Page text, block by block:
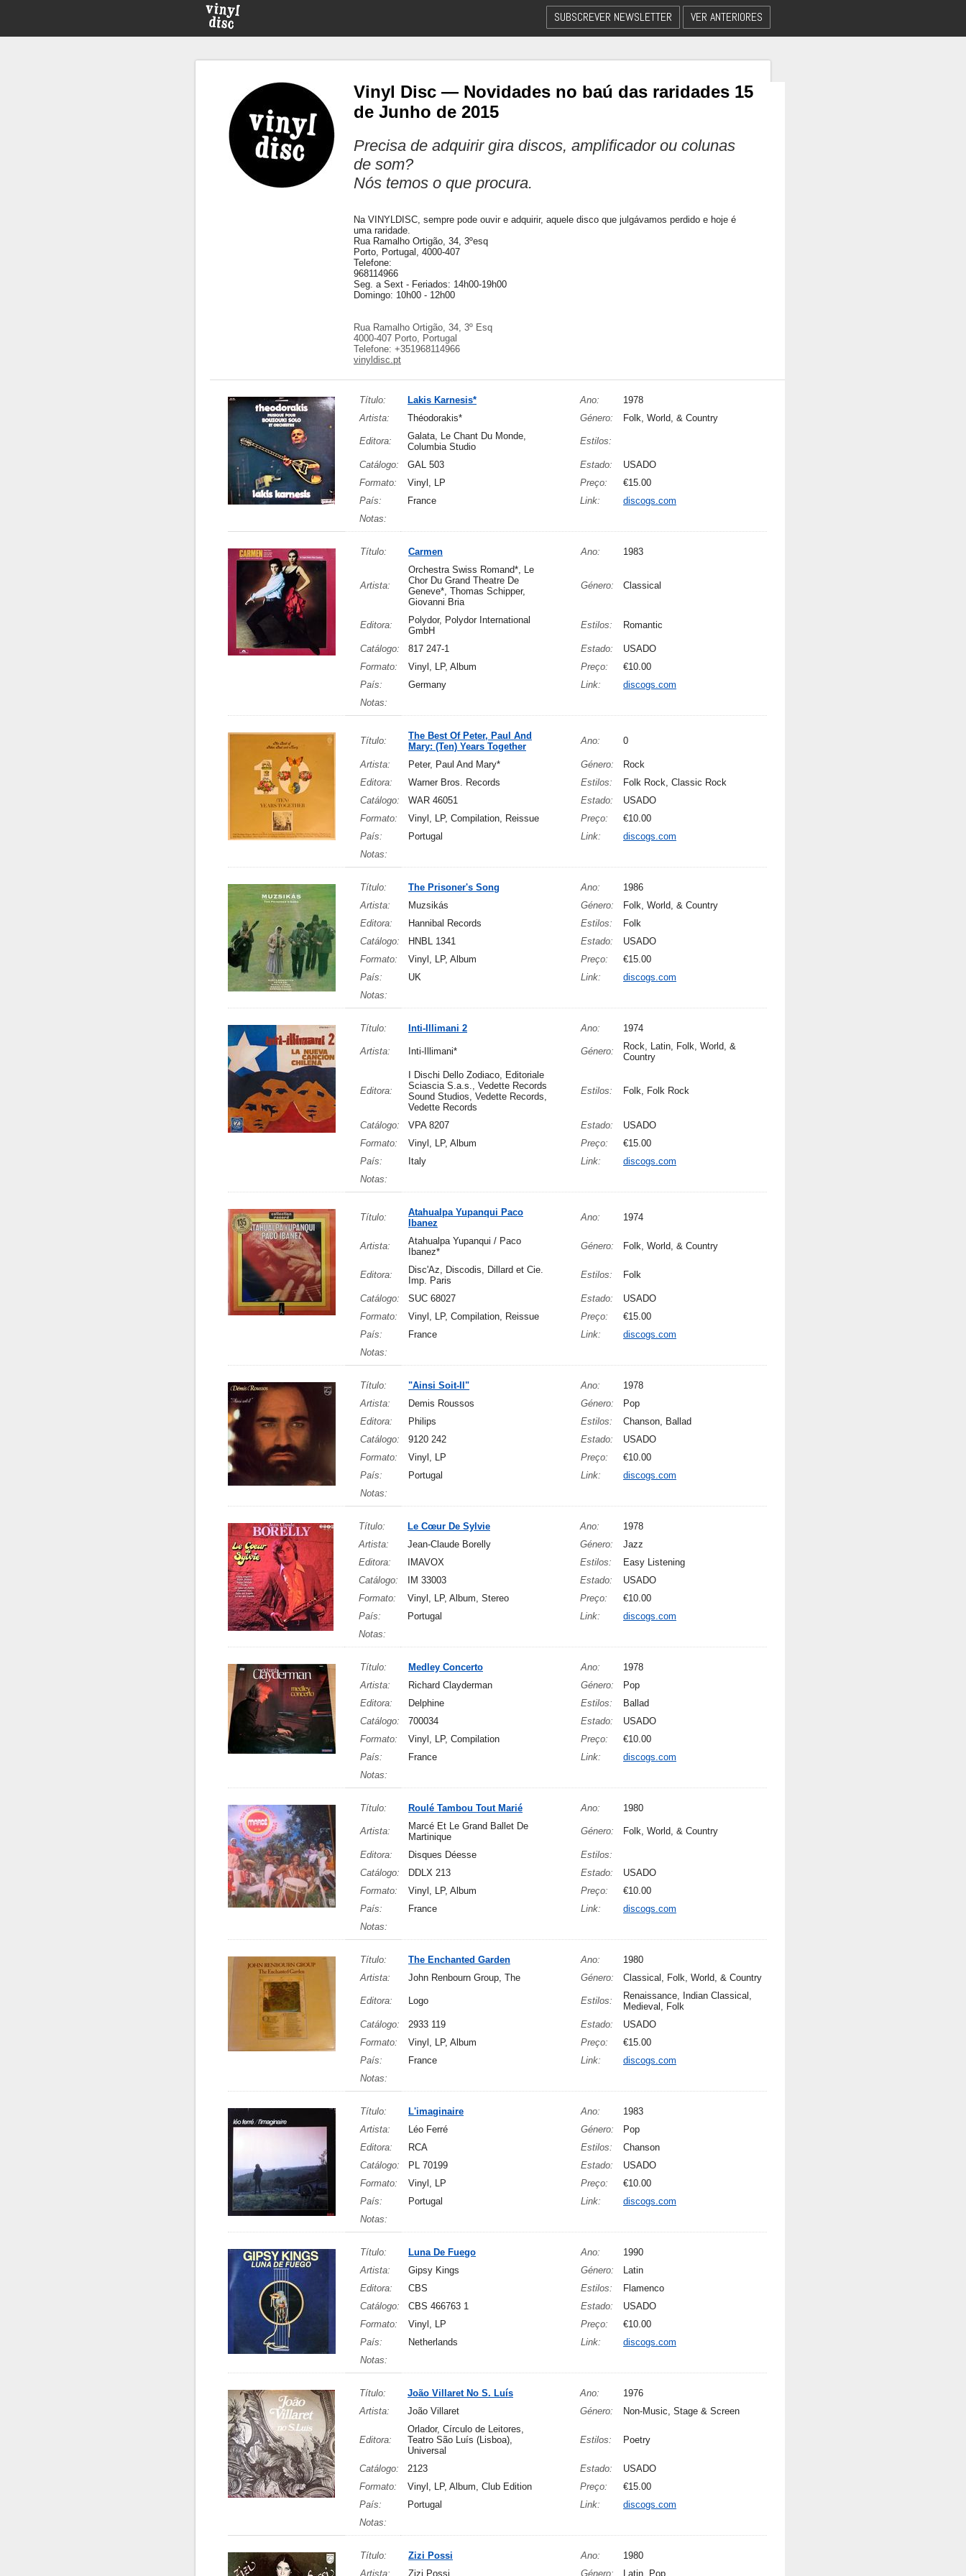
SUBSCREVER NEWSLETTER VER ANTERIORES
Vinyl Disc — Novidades no baú das raridades 15
de Junho de 2015
Precisa de adquirir gira discos, amplificador ou colunas
de som?
Nós temos o que procura.
Na VINYLDISC, sempre pode ouvir e adquirir, aquele disco que julgávamos perdido e hoje é
uma raridade.
Rua Ramalho Ortigão, 34, 3ºesq
Porto, Portugal, 4000-407
Telefone:
968114966
Seg. a Sext - Feriados: 14h00-19h00
Domingo: 10h00 - 12h00
Rua Ramalho Ortigão, 34, 3º Esq
4000-407 Porto, Portugal
Telefone: +351968114966
vinyldisc.pt
Título: Lakis Karnesis* Ano:
1978
Artista:
Théodorakis* Género: Folk, World, & Country
Editora:
Galata, Le Chant Du Monde,
Columbia Studio
Estilos:
Catálogo: GAL 503 Estado:
USADO
Formato:
Vinyl, LP Preço:
€15.00
País:
France Link:
discogs.com
Notas:
Título: Carmen Ano: 1983
Artista:
Orchestra Swiss Romand*, Le
Chor Du Grand Theatre De
Geneve*, Thomas Schipper,
Giovanni Bria
Género: Classical
Editora:
Polydor, Polydor International
GmbH
Estilos: Romantic
Catálogo: 817 247-1 Estado:
USADO
Formato:
Vinyl, LP, Album Preço:
€10.00
País:
Germany Link:
discogs.com
Notas:
Título:
The Best Of Peter, Paul And
Mary: (Ten) Years Together
Ano: 0
Artista: Peter, Paul And Mary* Género:
Rock
Editora:
Warner Bros. Records Estilos:
Folk Rock, Classic Rock
Catálogo:
WAR 46051 Estado:
USADO
Formato:
Vinyl, LP, Compilation, Reissue Preço:
€10.00
País:
Portugal Link:
discogs.com
Notas:
Título: The Prisoner's Song Ano:
1986
Artista:
Muzsikás Género:
Folk, World, & Country
Editora:
Hannibal Records Estilos:
Folk
Catálogo:
HNBL 1341 Estado:
USADO
Formato:
Vinyl, LP, Album Preço:
€15.00
País:
UK Link:
discogs.com
Notas:
Título: Inti-Illimani 2 Ano: 1974
Artista: Inti-Illimani* Género:
Rock, Latin, Folk, World, &
Country
Editora:
I Dischi Dello Zodiaco, Editoriale
Sciascia S.a.s., Vedette Records
Sound Studios, Vedette Records,
Vedette Records
Estilos: Folk, Folk Rock
Catálogo: VPA 8207 Estado:
USADO
Formato:
Vinyl, LP, Album Preço:
€15.00
País:
Italy Link:
discogs.com
Notas:
Título:
Atahualpa Yupanqui Paco
Ibanez
Ano: 1974
Artista:
Atahualpa Yupanqui / Paco
Ibanez*
Género: Folk, World, & Country
Editora:
Disc'Az, Discodis, Dillard et Cie.
Imp. Paris
Estilos: Folk
Catálogo: SUC 68027 Estado:
USADO
Formato:
Vinyl, LP, Compilation, Reissue Preço:
€15.00
País:
France Link:
discogs.com
Notas:
Título: "Ainsi Soit-Il" Ano:
1978
Artista:
Demis Roussos Género:
Pop
Editora:
Philips Estilos:
Chanson, Ballad
Catálogo:
9120 242 Estado:
USADO
Formato:
Vinyl, LP Preço:
€10.00
País:
Portugal Link:
discogs.com
Notas:
Título: Le Cœur De Sylvie Ano:
1978
Artista:
Jean-Claude Borelly Género:
Jazz
Editora:
IMAVOX Estilos:
Easy Listening
Catálogo:
IM 33003 Estado:
USADO
Formato:
Vinyl, LP, Album, Stereo Preço:
€10.00
País:
Portugal Link:
discogs.com
Notas:
Título: Medley Concerto Ano:
1978
Artista:
Richard Clayderman Género:
Pop
Editora:
Delphine Estilos:
Ballad
Catálogo:
700034 Estado:
USADO
Formato:
Vinyl, LP, Compilation Preço:
€10.00
País:
France Link:
discogs.com
Notas:
Título: Roulé Tambou Tout Marié Ano: 1980
Artista:
Marcé Et Le Grand Ballet De
Martinique
Género: Folk, World, & Country
Editora: Disques Déesse
Estilos:
Catálogo:
DDLX 213 Estado:
USADO
Formato:
Vinyl, LP, Album Preço:
€10.00
País:
France Link:
discogs.com
Notas:
Título: The Enchanted Garden Ano:
1980
Artista:
John Renbourn Group, The Género: Classical, Folk, World, & Country
Editora: Logo Estilos:
Renaissance, Indian Classical,
Medieval, Folk
Catálogo:
2933 119 Estado:
USADO
Formato:
Vinyl, LP, Album Preço:
€15.00
País:
France Link:
discogs.com
Notas:
Título: L'imaginaire Ano:
1983
Artista:
Léo Ferré Género:
Pop
Editora:
RCA Estilos:
Chanson
Catálogo:
PL 70199 Estado:
USADO
Formato:
Vinyl, LP Preço:
€10.00
País:
Portugal Link:
discogs.com
Notas:
Título: Luna De Fuego Ano:
1990
Artista:
Gipsy Kings Género:
Latin
Editora:
CBS Estilos:
Flamenco
Catálogo:
CBS 466763 1 Estado:
USADO
Formato:
Vinyl, LP Preço:
€10.00
País:
Netherlands Link:
discogs.com
Notas:
Título: João Villaret No S. Luís Ano:
1976
Artista:
João Villaret Género: Non-Music, Stage & Screen
Editora:
Orlador, Círculo de Leitores,
Teatro São Luís (Lisboa),
Universal
Estilos: Poetry
Catálogo: 2123 Estado:
USADO
Formato:
Vinyl, LP, Album, Club Edition Preço:
€15.00
País:
Portugal Link:
discogs.com
Notas:
Título: Zizi Possi Ano:
1980
Artista:
Zizi Possi Género: Latin, Pop